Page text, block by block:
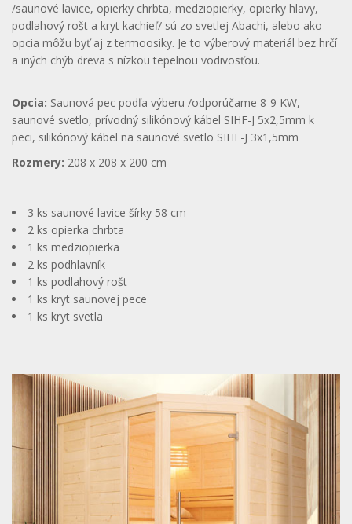
/saunové lavice, opierky chrbta, medziopierky, opierky hlavy,
podlahový rošt a kryt kachieľ/ sú zo svetlej Abachi, alebo ako
opcia môžu byť aj z termoosiky. Je to výberový materiál bez hrčí
a iných chýb dreva s nízkou tepelnou vodivosťou.
Opcia: Saunová pec podľa výberu /odporúčame 8-9 KW,
saunové svetlo, prívodný silikónový kábel SIHF-J 5x2,5mm k
peci, silikónový kábel na saunové svetlo SIHF-J 3x1,5mm
Rozmery: 208 x 208 x 200 cm
3 ks saunové lavice šírky 58 cm
2 ks opierka chrbta
1 ks medziopierka
2 ks podhlavník
1 ks podlahový rošt
1 ks kryt saunovej pece
1 ks kryt svetla